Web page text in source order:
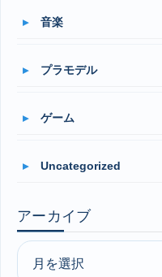
音楽
プラモデル
ゲーム
Uncategorized
アーカイブ